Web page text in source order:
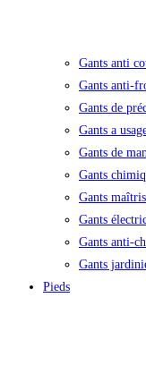
Gants anti
Gants anti-
Gants de
Gants a
Gants de
Gants
Gants
Gants
Gants anti-
Gants
Pieds